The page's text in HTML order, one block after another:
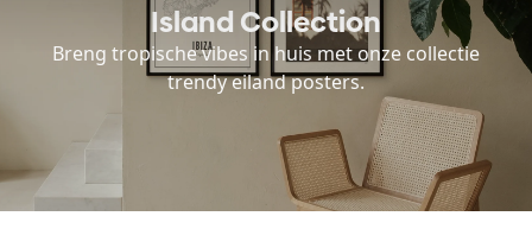
Island Collection
Breng tropische vibes in huis met onze collectie
trendy eiland posters.